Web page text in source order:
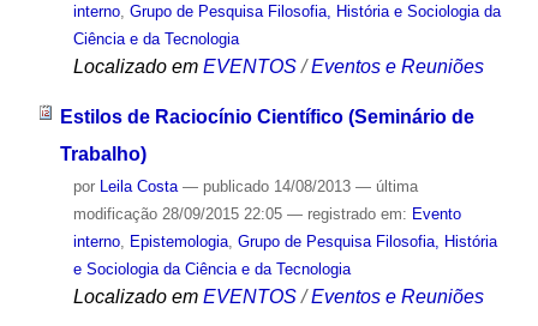
interno, Grupo de Pesquisa Filosofia, História e Sociologia da
Ciência e da Tecnologia
Localizado em EVENTOS /Eventos e Reuniões
Estilos de Raciocínio Científico (Seminário de
Trabalho)
por Leila Costa — publicado14/08/2013 — última
modificação28/09/2015 22:05 — registrado em: Evento
interno, Epistemologia, Grupo de Pesquisa Filosofia, História
e Sociologia da Ciência e da Tecnologia
Localizado em EVENTOS /Eventos e Reuniões